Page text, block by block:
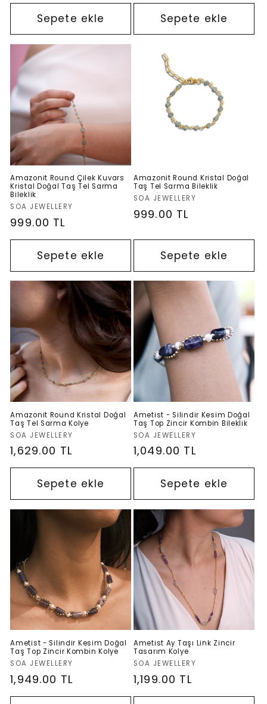
Sepete ekle Sepete ekle
Amazonit Round Çilek Kuvars
Kristal Doğal Taş Tel Sarma
Bileklik
Satıcı:
SOA JEWELLERY
Normal
fiyat
999.00 TL
Sepete ekle
Amazonit Round Kristal Doğal
Taş Tel Sarma Bileklik
Satıcı:
SOA JEWELLERY
Normal
999.00 TL
Sepete ekle
Amazonit Round Kristal Doğal
Taş Tel Sarma Kolye
Satıcı:
SOA JEWELLERY
Normal
fiyat
1,629.00 TL
Sepete ekle
Ametist - Silindir Kesim Doğal
Taş Top Zincir Kombin Bileklik
Satıcı:
SOA JEWELLERY
Normal
fiyat
1,049.00 TL
Sepete ekle
Ametist - Silindir Kesim Doğal
Taş Top Zincir Kombin Kolye
Satıcı:
SOA JEWELLERY
Normal
fiyat
1,949.00 TL
Ametist Ay Taşı Link Zincir
Tasarım Kolye
Satıcı:
SOA JEWELLERY
Normal
fiyat
1,199.00 TL